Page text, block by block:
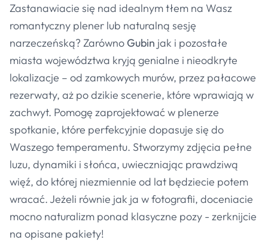
Zastanawiacie się nad idealnym tłem na Wasz
romantyczny plener lub naturalną sesję
narzeczeńską? Zarówno Gubin jak i pozostałe
miasta województwa kryją genialne i nieodkryte
lokalizacje – od zamkowych murów, przez pałacowe
rezerwaty, aż po dzikie scenerie, które wprawiają w
zachwyt. Pomogę zaprojektować w plenerze
spotkanie, które perfekcyjnie dopasuje się do
Waszego temperamentu. Stworzymy zdjęcia pełne
luzu, dynamiki i słońca, uwieczniając prawdziwą
więź, do której niezmiennie od lat będziecie potem
wracać. Jeżeli równie jak ja w fotografii, doceniacie
mocno naturalizm ponad klasyczne pozy - zerknijcie
na opisane pakiety!